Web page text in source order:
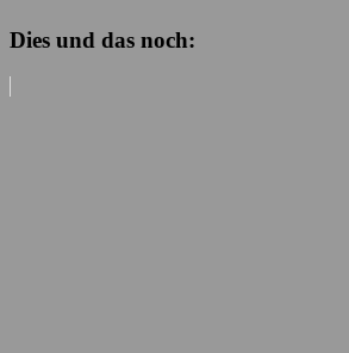
Dies und das noch: